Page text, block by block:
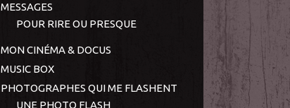
MESSAGES
POUR RIRE OU PRESQUE
MON CINÉMA & DOCUS
MUSIC BOX
PHOTOGRAPHES QUI ME FLASHENT
UNE PHOTO FLASH